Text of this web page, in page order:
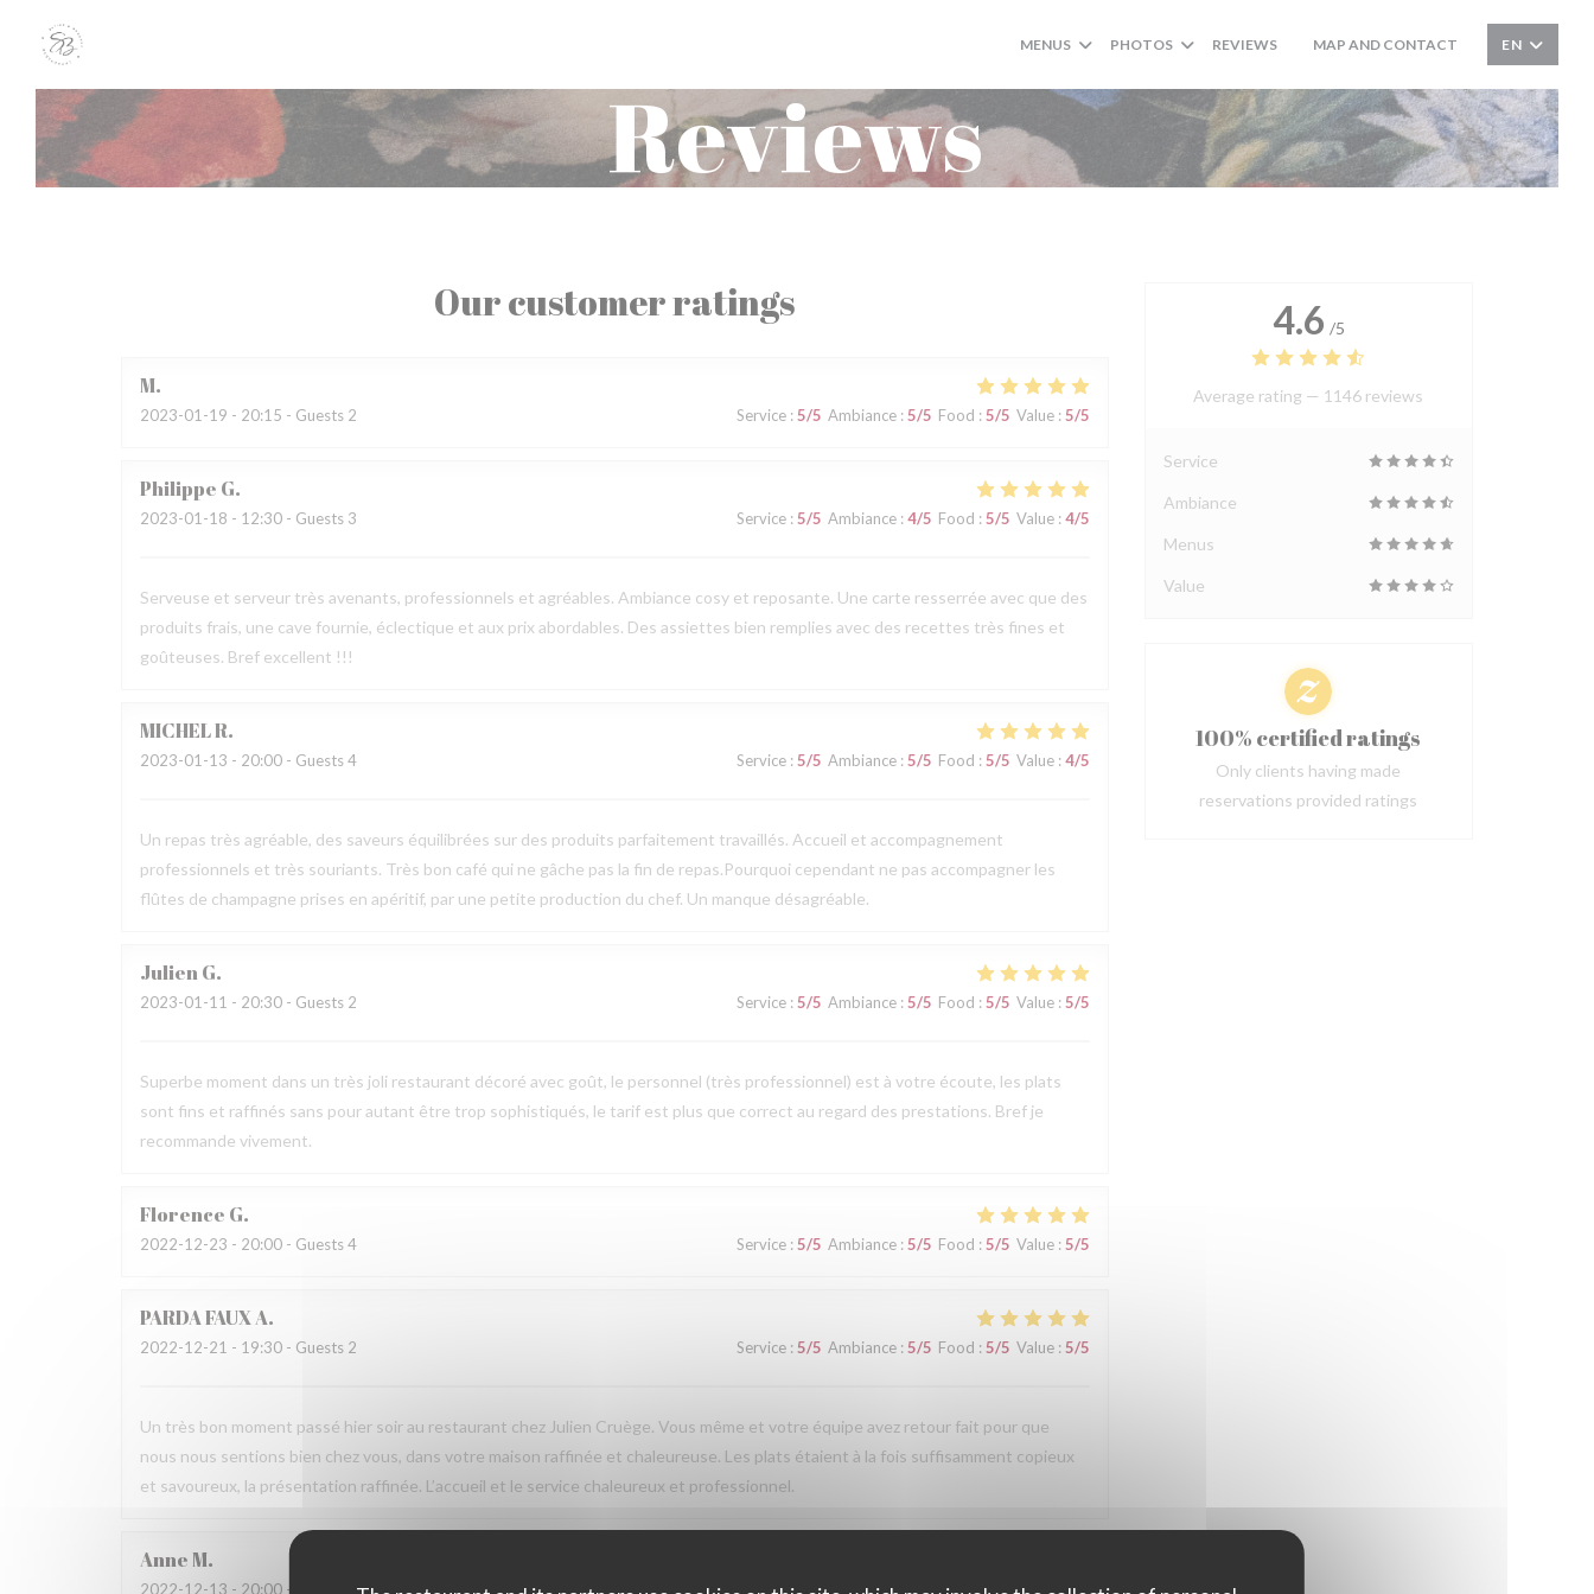
MENUS PHOTOS REVIEWS
((OPENS IN A NEW WINDOW))
MAP AND CONTACT EN
Reviews
Our customer ratings
M
2023-01-19 - 20:15 - Guests 2 Service: 5/5 Ambiance: 5/5 Food : 5/5 Value: 5/5
Philippe G
2023-01-18 - 12:30 - Guests 3 Service: 5/5 Ambiance: 4/5 Food : 5/5 Value: 4/5
Serveuse et serveur très avenants, professionnels et agréables. Ambiance cosy et reposante. Une carte resserrée avec que des
produits frais, une cave fournie, éclectique et aux prix abordables. Des assiettes bien remplies avec des recettes très fines et
goûteuses. Bref excellent !!!
MICHELR
2023-01-13 - 20:00 - Guests 4 Service: 5/5 Ambiance: 5/5 Food : 5/5 Value: 4/5
Un repas très agréable, des saveurs équilibrées sur des produits parfaitement travaillés. Accueil et accompagnement
professionnels et très souriants. Très bon café qui ne gâche pas la fin de repas.Pourquoi cependant ne pas accompagner les
flûtes de champagne prises en apéritif, par une petite production du chef. Un manque désagréable.
JulienG
2023-01-11 - 20:30 - Guests 2 Service: 5/5 Ambiance: 5/5 Food : 5/5 Value: 5/5
Superbe moment dans un très joli restaurant décoré avec goût, le personnel (très professionnel) est à votre écoute, les plats
sont fins et raffinés sans pour autant être trop sophistiqués, le tarif est plus que correct au regard des prestations. Bref je
recommande vivement.
Florence G
2022-12-23 - 20:00 - Guests 4 Service: 5/5 Ambiance: 5/5 Food : 5/5 Value: 5/5
PARDA FAUXA
2022-12-21 - 19:30 - Guests 2 Service: 5/5 Ambiance: 5/5 Food : 5/5 Value: 5/5
Un très bon moment passé hier soir au restaurant chez Julien Cruège. Vous même et votre équipe avez retour fait pour que
nous nous sentions bien chez vous, dans votre maison raffinée et chaleureuse. Les plats étaient à la fois suffisamment copieux
et savoureux, la présentation raffinée. L’accueil et le service chaleureux et professionnel.
AnneM
2022-12-13 - 20:00 - Guests 10 Service: 4 /5 Ambiance: 4/5 Food: 5 /5 Value:4/5
4.6 /5
Average rating — 1146 reviews
Service
Ambiance
Menus
Value
100% certified ratings
Only clients having made
reservations provided ratings